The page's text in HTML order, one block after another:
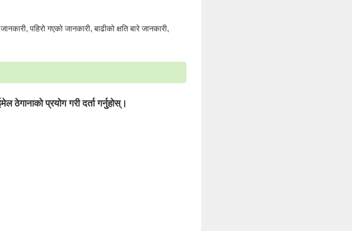
पहिरो गएको जानकारी, बाढीको क्षति बारे जानकारी,
ठेगानाको प्रयोग गरी दर्ता गर्नुहोस्।